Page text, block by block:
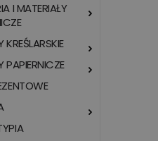
I MATERIAŁY
KREŚLARSKIE
PAPIERNICZE